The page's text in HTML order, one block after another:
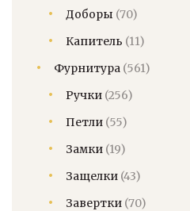
Доборы (70)
Капитель (11)
Фурнитура (561)
Ручки (256)
Петли (55)
Замки (19)
Защелки (43)
Завертки (70)